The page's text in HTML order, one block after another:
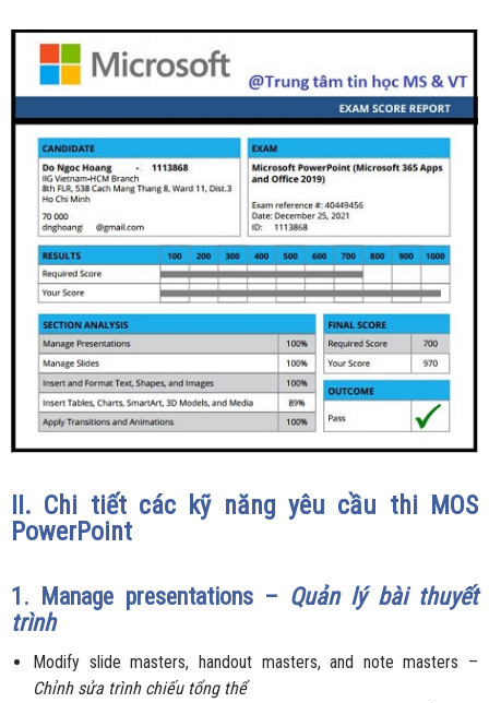
II. Chi tiết các kỹ năng yêu cầu thi MOS
PowerPoint
1. Manage presentations – Quản lý bài thuyết
trình
Modify slide masters, handout masters, and note masters –
Chỉnh sửa trình chiếu tổng thể